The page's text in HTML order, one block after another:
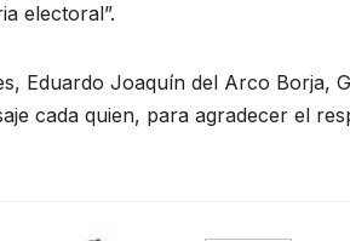
electoral”.
Eduardo Joaquín del Arco Borja,
cada quien, para agradecer el